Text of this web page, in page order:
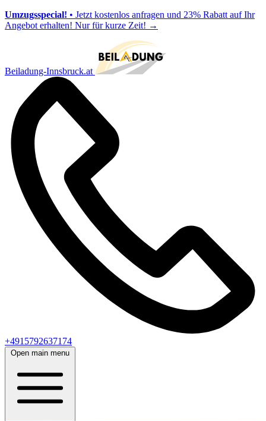
Umzugsspecial! • Jetzt kostenlos anfragen und 23% Rabatt auf Ihr
Angebot erhalten! Nur für kurze Zeit! →
Beiladung-Innsbruck.at
+4915792637174
Open main menu